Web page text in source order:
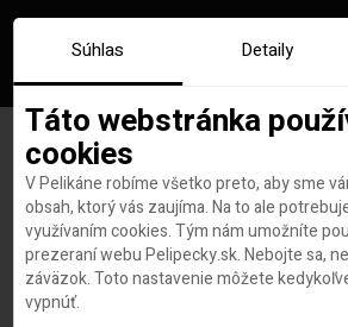
Author:Hana
Hudson)
Súhlas Detaily
Táto webstránka
cookies
V Pelikáne robíme všetko preto, aby sme
obsah, ktorý vás zaujíma. Na to ale
využívaním cookies. Tým nám umožníte
prezeraní webu Pelipecky.sk. Nebojte sa,
záväzok. Toto nastavenie môžete
vypnúť.